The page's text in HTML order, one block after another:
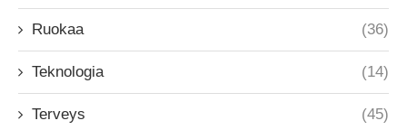
Ruokaa (36)
Teknologia (14)
Terveys (45)